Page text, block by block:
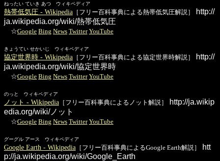
ねったい ていき あつ ウィキペディア
熱帯低気圧 - Wikipedia ［フリー百科事典による熱帯低気圧解説］
http://
ja.wikipedia.org/wiki/熱帯低気圧
☆Google Bing News Twitter YouTube
きょうてい せかいじ ウィキペディア
協定世界時 - Wikipedia ［フリー百科事典による協定世界時解説］
http://
ja.wikipedia.org/wiki/協定世界時
☆Google Bing News Twitter YouTube
のっと ウィキペディア
ノット - Wikipedia ［フリー百科事典によるノット解説］
http://ja.wikip
edia.org/wiki/ノット
☆Google Bing News Twitter YouTube
グーグル アース ウィキペディア
Google Earth - Wikipedia ［フリー百科事典によるGoogle Earth解説］
htt
p://ja.wikipedia.org/wiki/Google_Earth